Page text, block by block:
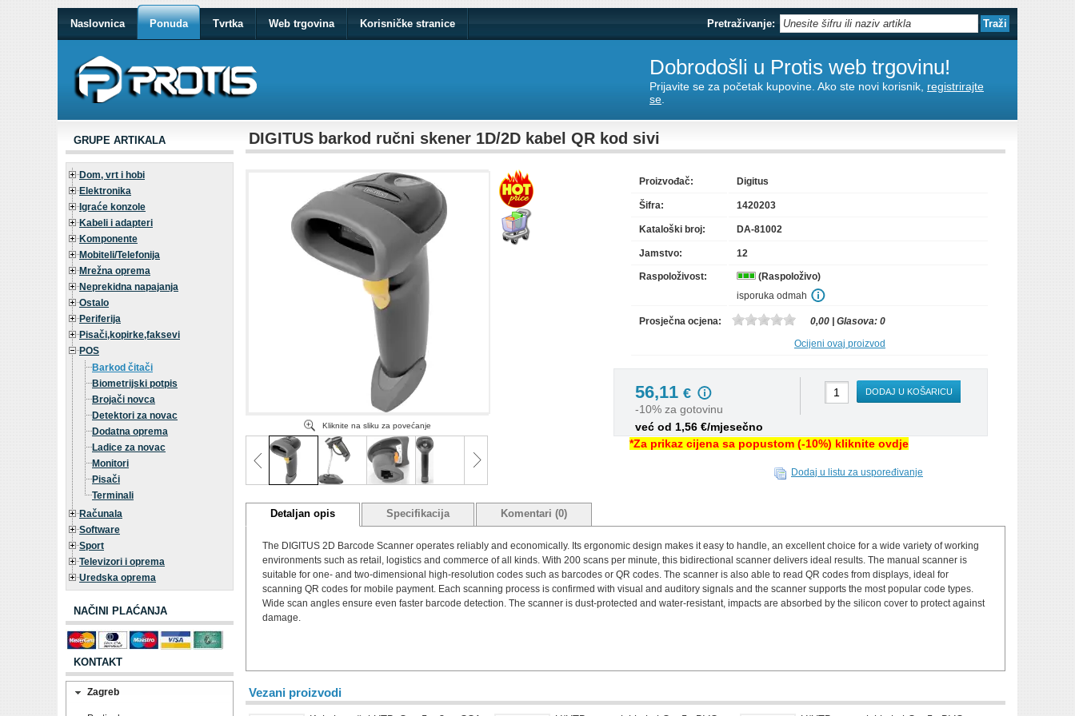
Naslovnica Ponuda Tvrtka Web trgovina Korisničke stranice Pretraživanje:
Dobrodošli u Protis web trgovinu!
Prijavite se za početak kupovine. Ako ste novi korisnik, registrirajte
se
GRUPE ARTIKALA
Dom, vrt i hobi
Elektronika
Igraće konzole
Kabeli i adapteri
Komponente
Mobiteli/Telefonija
Mrežna oprema
Neprekidna napajanja
Ostalo
Periferija
Pisači,kopirke,faksevi
POS
Barkod čitači
Biometrijski potpis
Brojači novca
Detektori za novac
Dodatna oprema
Ladice za novac
Monitori
Pisači
Terminali
Računala
Software
Sport
Televizori i oprema
Uredska oprema
NAČINI PLAĆANJA
KONTAKT
Zagreb
DIGITUS barkod ručni skener 1D/2D kabel QR kod sivi
Kliknite na sliku za povećanje
Proizvođač: Digitus
Šifra: 1420203
Kataloški broj: DA-81002
Jamstvo: 12
Raspoloživost:
(Raspoloživo)
isporuka odmah
Prosječna ocjena: 0,00 | Glasova: 0
Ocijeni ovaj proizvod
56,11 €
-10% za gotovinu
već od 1,56 €/mjesečno
DODAJ U KOŠARICU
*Za prikaz cijena sa popustom (-10%) kliknite ovdje
Dodaj u listu za uspoređivanje
Detaljan opis Specifikacija Komentari (0)
The DIGITUS 2D Barcode Scanner operates reliably and economically. Its ergonomic design makes it easy to handle, an excellent choice for a wide variety of working
environments such as retail, logistics and commerce of all kinds. With 200 scans per minute, this bidirectional scanner delivers ideal results. The manual scanner is
suitable for one- and two-dimensional high-resolution codes such as barcodes or QR codes. The scanner is also able to read QR codes from displays, ideal for
scanning QR codes for mobile payment. Each scanning process is confirmed with visual and auditory signals and the scanner supports the most popular code types.
Wide scan angles ensure even faster barcode detection. The scanner is dust-protected and water-resistant, impacts are absorbed by the silicon cover to protect against
damage.
Vezani proizvodi